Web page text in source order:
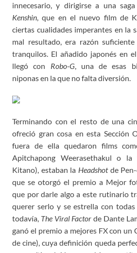
innecesario, y dirigirse a una
Kenshin, que en el nuevo film de
ciertas cualidades imperantes en la
mal resultado, era razón
tranquilos. El añadido japonés en
llegó con Robo-G, una de esas
niponas en la que no falta diversión.
Terminando con el resto de una
ofreció gran cosa en esta Sección
fuera de ella quedaron films
Apitchapong Weerasethakul o
Kitano), estaban la Headshotde Pen-
que se otorgó el premio a Mejor
que por darle algo a este rutinario
querer serlo y se estrella con
todavía, The Viral Factor de Dante
ganó el premio a mejores FX con un
de cine), cuya definición queda